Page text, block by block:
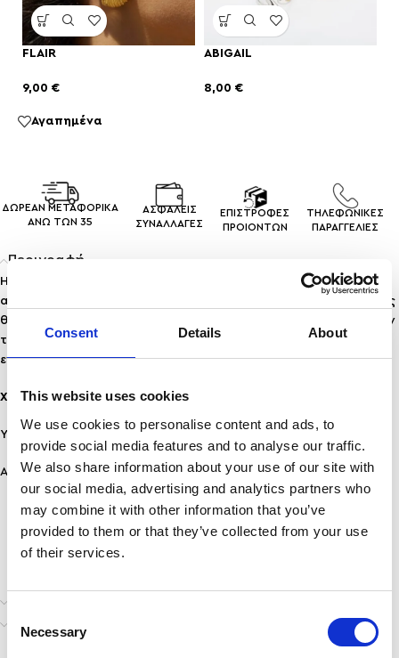
Consent Details About
This website uses cookies
We use cookies to personalise content and ads, to
provide social media features and to analyse our traffic.
We also share information about your use of our site with
our social media, advertising and analytics partners who
may combine it with other information that you’ve
provided to them or that they’ve collected from your use
of their services.
Selection
Necessary
FLAIR
9,00 €
ABIGAIL
8,00 €
Αγαπημένα
ΔΩΡΕΑΝ ΜΕΤΑΦΟΡΙΚΑ
ΑΝΩ ΤΩΝ 35
ΑΣΦΑΛΕΙΣ
ΣΥΝΑΛΛΑΓEΣ
ΕΠΙΣΤΡΟΦΕΣ
ΠΡΟΙΟΝΤΩΝ
ΤΗΛΕΦΩΝΙΚΕΣ
ΠΑΡΑΓΓΕΛΙΕΣ
Περιγραφή
Η χειροπέδα
ξεχωρίζει με το μοναδικό της σχέδιο που
αποτυπώνει την ρευστότητα και την αρμονία των κυμάτων της
θάλασσας. Με απαλές, καμπυλωτές γραμμές που αγκαλιάζουν
τον καρπό, προσφέρει μια αίσθηση κίνησης και ελευθερίας,
ενώ το minimal design της την καθιστά ιδανική για κάθε στυλ.
Χαρακτηριστικά:
Υλικό: Ανοξείδωτο ατσάλι
Ανθεκτικότητα: Ανθεκτικό σε νερό & άρωμα, δεν μαυρίζει!
Αποστολή & Παράδοση